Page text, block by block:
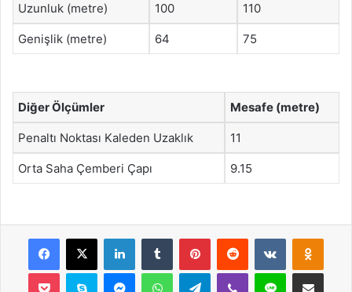
Uzunluk (metre) 100 110
Genişlik (metre) 64 75
Diğer Ölçümler Mesafe (metre)
Penaltı Noktası Kaleden Uzaklık 11
Orta Saha Çemberi Çapı 9.15
Facebook
X LinkedInTumblr PinterestReddit VKontakte
Pocket Skype MessengerWhatsAppTelegramViber Line E-Posta ile